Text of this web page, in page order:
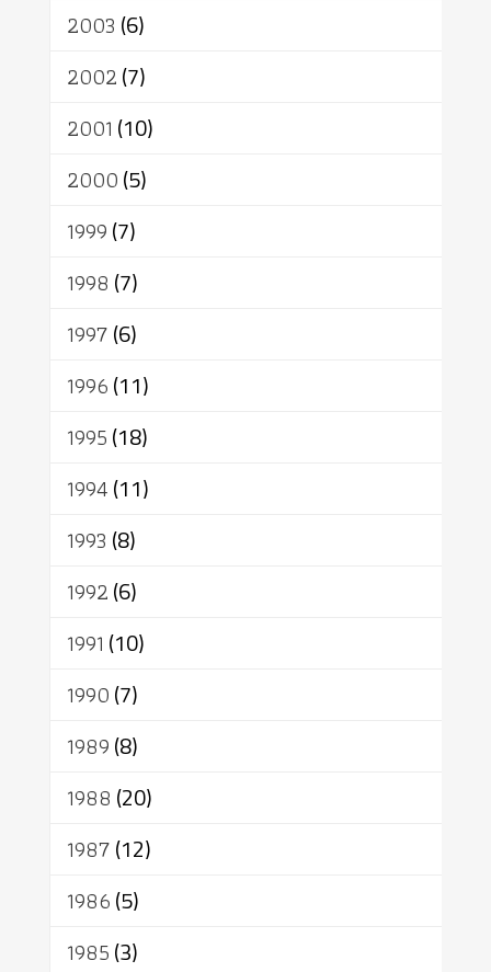
2003 (6)
2002(7)
2001 (10)
2000(5)
1999(7)
1998 (7)
1997(6)
1996(11)
1995(18)
1994(11)
1993 (8)
1992(6)
1991 (10)
1990(7)
1989(8)
1988 (20)
1987(12)
1986(5)
1985(3)